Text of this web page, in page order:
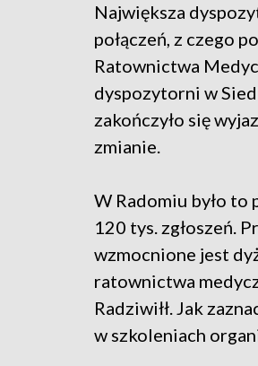
Największa
połączeń, z czego
Ratownictwa
dyspozytorni w
zakończyło się
zmianie.
W Radomiu było to
120 tys. zgłoszeń.
wzmocnione jest
ratownictwa
Radziwiłł. Jak
w szkoleniach